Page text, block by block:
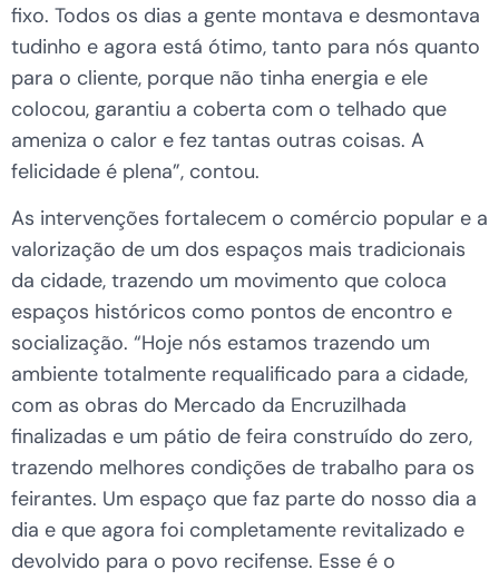
fixo. Todos os dias a gente montava e desmontava
tudinho e agora está ótimo, tanto para nós quanto
para o cliente, porque não tinha energia e ele
colocou, garantiu a coberta com o telhado que
ameniza o calor e fez tantas outras coisas. A
felicidade é plena”, contou.
As intervenções fortalecem o comércio popular e a
valorização de um dos espaços mais tradicionais
da cidade, trazendo um movimento que coloca
espaços históricos como pontos de encontro e
socialização. “Hoje nós estamos trazendo um
ambiente totalmente requalificado para a cidade,
com as obras do Mercado da Encruzilhada
finalizadas e um pátio de feira construído do zero,
trazendo melhores condições de trabalho para os
feirantes. Um espaço que faz parte do nosso dia a
dia e que agora foi completamente revitalizado e
devolvido para o povo recifense. Esse é o